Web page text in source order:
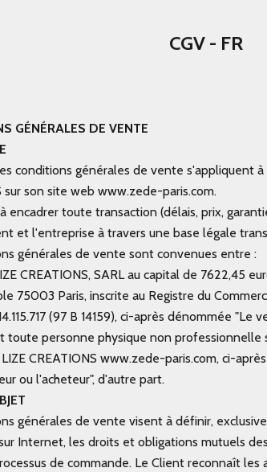
CGV - FR
GÉNÉRALES DE VENTE
conditions générales de vente s'appliquent
sur son site web www.zede-paris.com.
encadrer toute transaction (délais, prix,
et l'entreprise à travers une base légale
générales de vente sont convenues entre :
CREATIONS, SARL au capital de 7622,45
75003 Paris, inscrite au Registre du
(97 B 14159), ci-après dénommée "Le
toute personne physique non professionnelle
CREATIONS www.zede-paris.com, ci-
ou l'acheteur", d'autre part.
générales de vente visent à définir,
Internet, les droits et obligations mutuels
de commande. Le Client reconnaît